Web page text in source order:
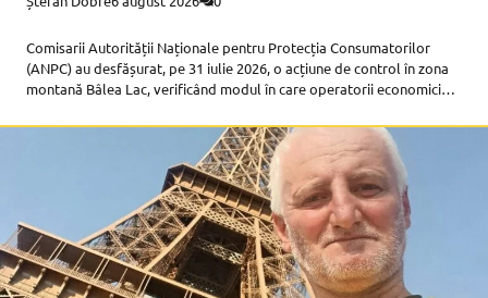
Comisarii Autorității Naționale pentru Protecția Consumatorilor
(ANPC) au desfășurat, pe 31 iulie 2026, o acțiune de control în zona
montană Bâlea Lac, verificând modul în care operatorii economici
alimentației publice și al prestării